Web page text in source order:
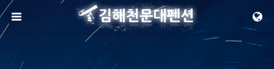
메뉴 건너뛰기